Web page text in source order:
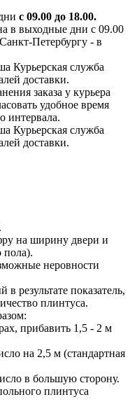
с 09.00 до 18.00.
в выходные дни с 09.00
Петербургу - в
Курьерская служба
доставки.
заказа у курьера
удобное время
интервала.
Курьерская служба
доставки.
на ширину двери и
пола).
неровности
результате показатель,
плинтуса.
прибавить 1,5 - 2 м
на 2,5 м (стандартная
в большую сторону.
плинтуса